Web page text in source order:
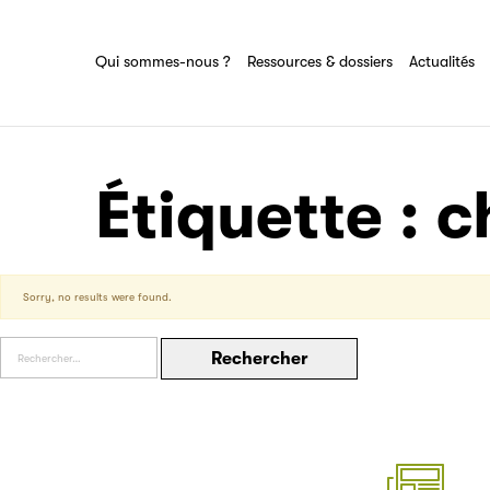
Qui sommes-nous ? Ressources & dossiers Actualités
d'expertise du groupe Sciences pour tous
Étiquette :
Sorry, no results were found.